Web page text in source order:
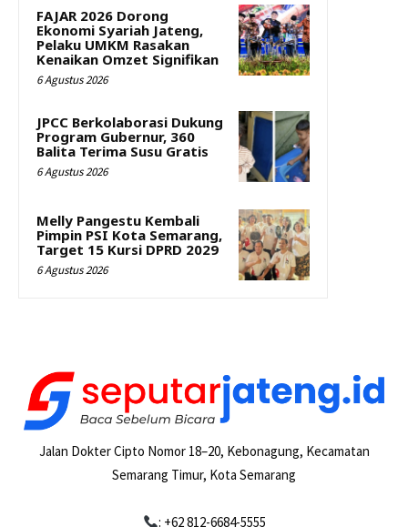
FAJAR 2026 Dorong
Ekonomi Syariah Jateng,
Pelaku UMKM Rasakan
Kenaikan Omzet Signifikan
6 Agustus 2026
JPCC Berkolaborasi Dukung
Program Gubernur, 360
Balita Terima Susu Gratis
6 Agustus 2026
Melly Pangestu Kembali
Pimpin PSI Kota Semarang,
Target 15 Kursi DPRD 2029
6 Agustus 2026
Jalan Dokter Cipto Nomor 18–20, Kebonagung, Kecamatan
Semarang Timur, Kota Semarang
: +62 812-6684-5555